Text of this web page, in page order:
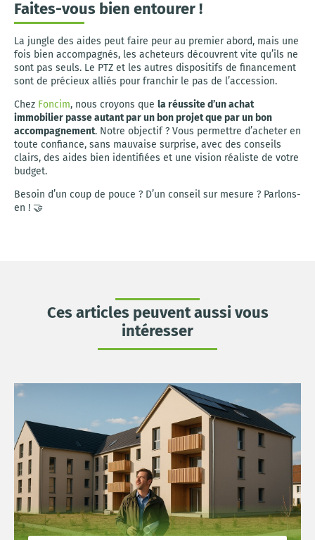
Faites-vous bien entourer !
La jungle des aides peut faire peur au premier abord, mais une
fois bien accompagnés, les acheteurs découvrent vite qu’ils ne
sont pas seuls. Le PTZ et les autres dispositifs de financement
sont de précieux alliés pour franchir le pas de l’accession.
Chez Foncim, nous croyons que la réussite d’un achat
immobilier passe autant par un bon projet que par un bon
accompagnement. Notre objectif ? Vous permettre d’acheter en
toute confiance, sans mauvaise surprise, avec des conseils
clairs, des aides bien identifiées et une vision réaliste de votre
budget.
Besoin d’un coup de pouce ? D’un conseil sur mesure ? Parlons-
en ! 🤝
Ces articles peuvent aussi vous
intéresser